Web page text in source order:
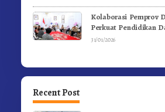
Kolaborasi Pemprov
Perkuat Pendidikan
Mental
31/01/2026
Recent Post